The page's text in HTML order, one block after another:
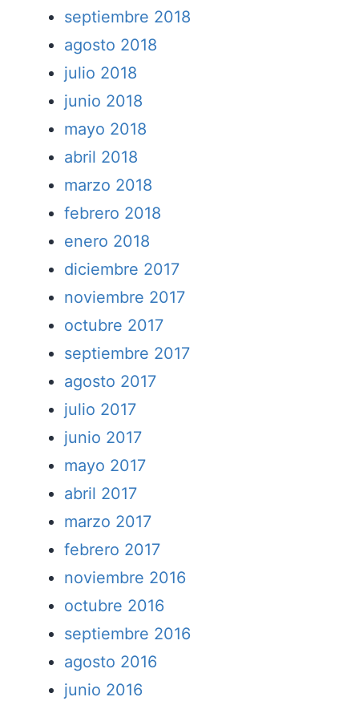
septiembre 2018
agosto 2018
julio 2018
junio 2018
mayo 2018
abril 2018
marzo 2018
febrero 2018
enero 2018
diciembre 2017
noviembre 2017
octubre 2017
septiembre 2017
agosto 2017
julio 2017
junio 2017
mayo 2017
abril 2017
marzo 2017
febrero 2017
noviembre 2016
octubre 2016
septiembre 2016
agosto 2016
junio 2016